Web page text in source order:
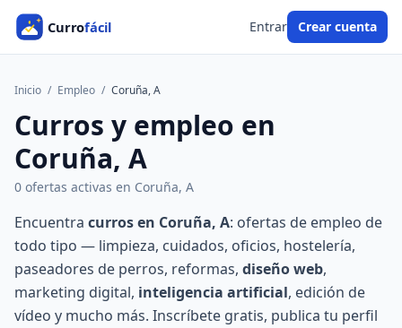
Entrar Crear cuenta
Inicio / Empleo / Coruña, A
Curros y empleo en
Coruña, A
0 ofertas activas en Coruña, A
Encuentra curros en Coruña, A: ofertas de empleo de
todo tipo — limpieza, cuidados, oficios, hostelería,
paseadores de perros, reformas, diseño web,
marketing digital, inteligencia artificial, edición de
vídeo y mucho más. Inscríbete gratis, publica tu perfil